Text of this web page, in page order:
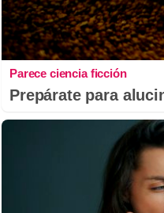
Parece ciencia ficción
Prepárate para